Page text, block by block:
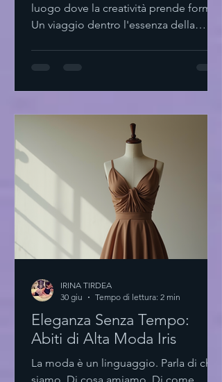
luogo dove la creatività prende forma.
Un viaggio dentro l'essenza della
L'accademia di moda innovativa: un
innovativa non è solo un luogo. È
un’esperienza. Un laboratorio di idee.
Le aule sono progettate per stimolare l
Eleganza Senza Tempo:
Abiti di Alta Moda Iris
La moda è un linguaggio. Parla di chi
IRINA TIRDEA
30 giu
Tempo di lettura: 2 min